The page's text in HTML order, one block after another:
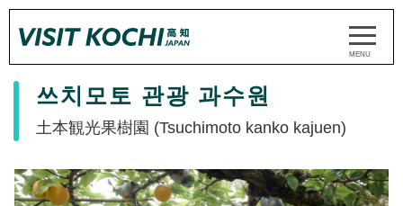
쓰치모토 관광 과수원
土本観光果樹園 (Tsuchimoto kanko kajuen)